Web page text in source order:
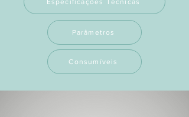
Especificações Técnicas
Parâmetros
Consumíveis